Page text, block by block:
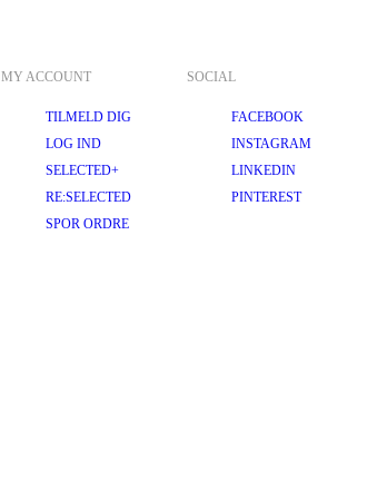
MY ACCOUNT
TILMELD DIG
LOG IND
SELECTED+
RE:SELECTED
SPOR ORDRE
SOCIAL
FACEBOOK
INSTAGRAM
LINKEDIN
PINTEREST